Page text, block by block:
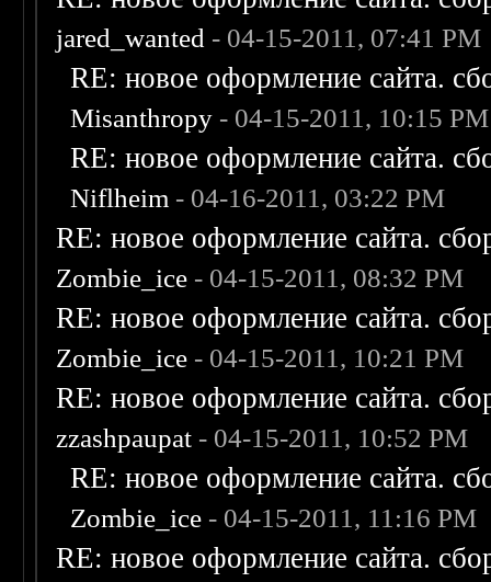
jared_wanted - 04-15-2011, 07:41 PM
RE: новое оформление сайта.
Misanthropy - 04-15-2011, 10:15 PM
RE: новое оформление сайта.
Niflheim - 04-16-2011, 03:22 PM
RE: новое оформление сайта.
Zombie_ice - 04-15-2011, 08:32 PM
RE: новое оформление сайта.
Zombie_ice - 04-15-2011, 10:21 PM
RE: новое оформление сайта.
zzashpaupat - 04-15-2011, 10:52 PM
RE: новое оформление сайта.
Zombie_ice - 04-15-2011, 11:16 PM
RE: новое оформление сайта.